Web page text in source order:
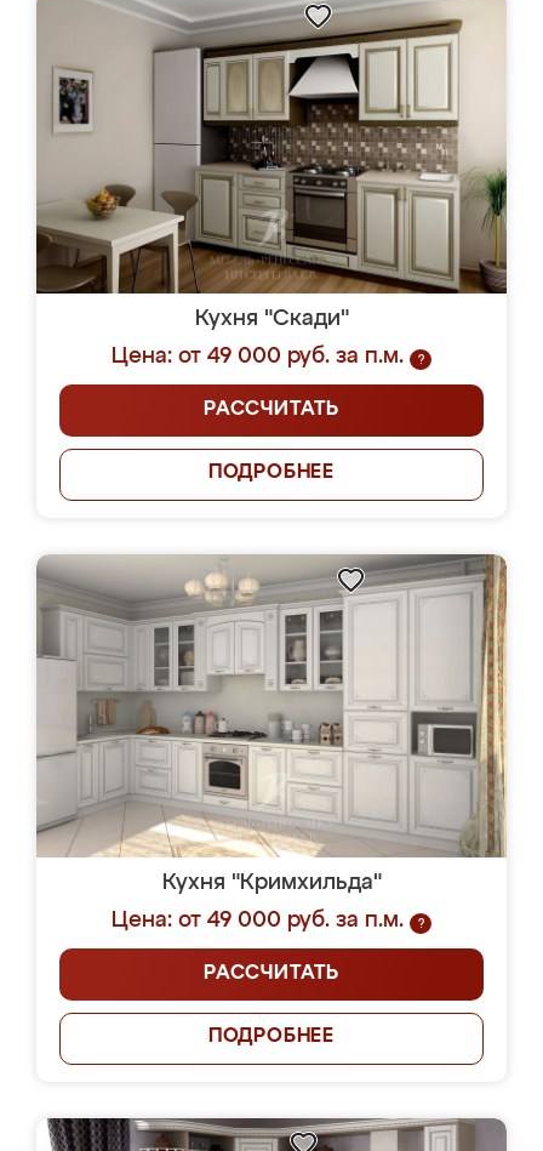
Кухня "Скади"
Цена: от 49 000 руб. за п.м.
?
РАССЧИТАТЬ
ПОДРОБНЕЕ
Кухня "Кримхильда"
Цена: от 49 000 руб. за п.м.
?
РАССЧИТАТЬ
ПОДРОБНЕЕ